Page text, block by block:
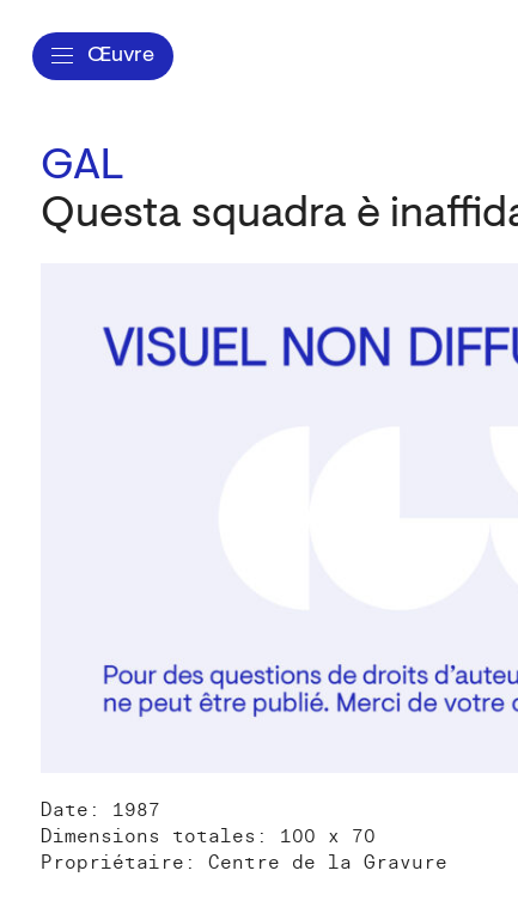
Œuvre
GAL
Questa squadra è
Date: 1987
Dimensions totales: 100 x 70
Propriétaire: Centre de la Gravure